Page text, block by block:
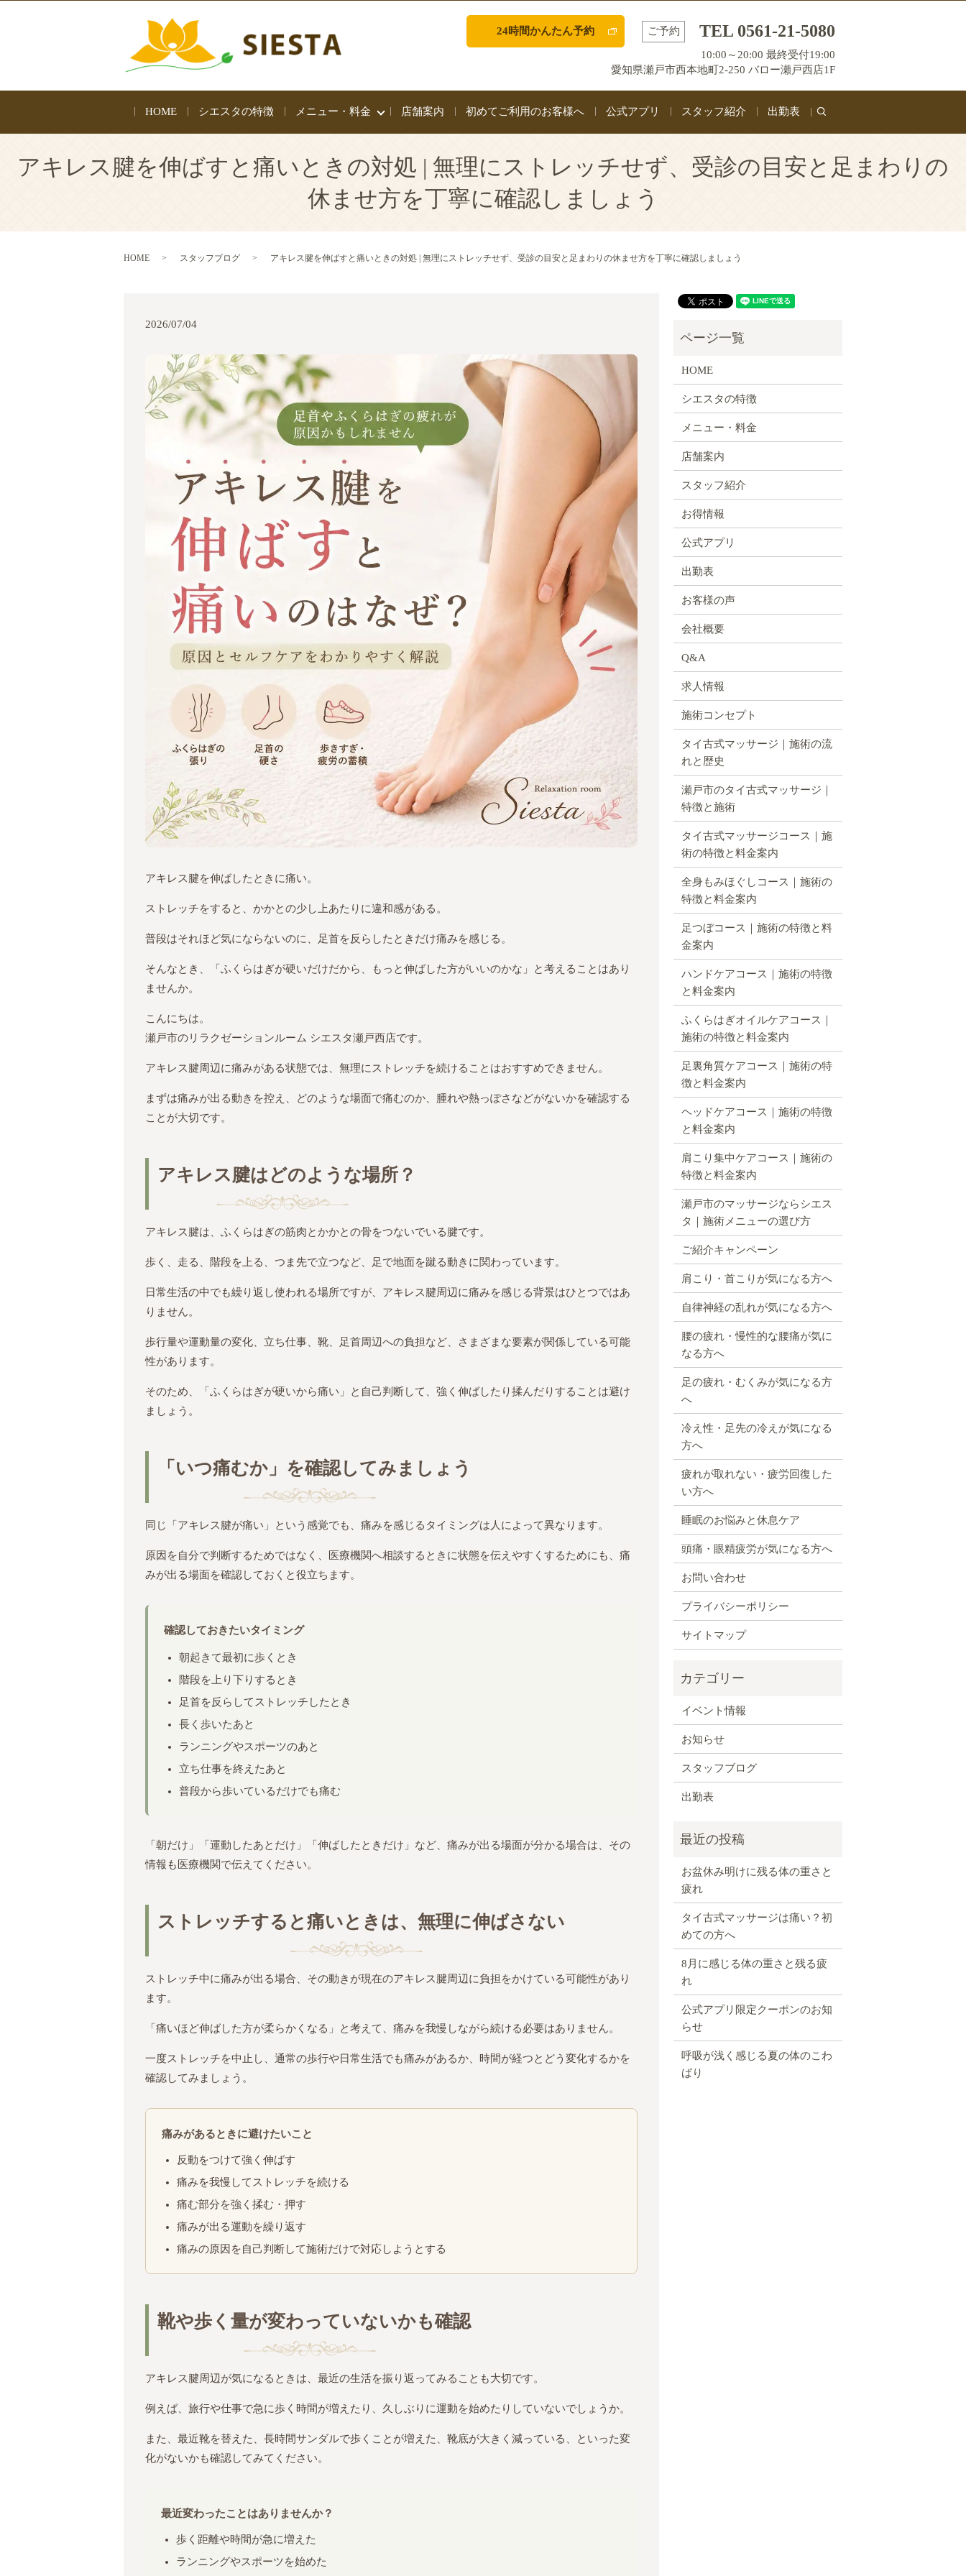
24時間かんたん予約 ご予約 TEL 0561-21-5080
10:00～20:00 最終受付19:00
愛知県瀬戸市西本地町2-250 バロー瀬戸西店1F
HOME シエスタの特徴 メニュー・料金 店舗案内 初めてご利用のお客様へ 公式アプリ スタッフ紹介 出勤表
search
アキレス腱を伸ばすと痛いときの対処 | 無理にストレッチせず、受診の目安と足まわりの
休ませ方を丁寧に確認しましょう
HOME スタッフブログ アキレス腱を伸ばすと痛いときの対処 | 無理にストレッチせず、受診の目安と足まわりの休ませ方を丁寧に確認しましょう
2026/07/04
アキレス腱を伸ばしたときに痛い。
ストレッチをすると、かかとの少し上あたりに違和感がある。
普段はそれほど気にならないのに、足首を反らしたときだけ痛みを感じる。
そんなとき、「ふくらはぎが硬いだけだから、もっと伸ばした方がいいのかな」と考えることはあり
ませんか。
こんにちは。
瀬戸市のリラクゼーションルーム シエスタ瀬戸西店です。
アキレス腱周辺に痛みがある状態では、無理にストレッチを続けることはおすすめできません。
まずは痛みが出る動きを控え、どのような場面で痛むのか、腫れや熱っぽさなどがないかを確認する
ことが大切です。
アキレス腱はどのような場所？
アキレス腱は、ふくらはぎの筋肉とかかとの骨をつないでいる腱です。
歩く、走る、階段を上る、つま先で立つなど、足で地面を蹴る動きに関わっています。
日常生活の中でも繰り返し使われる場所ですが、アキレス腱周辺に痛みを感じる背景はひとつではあ
りません。
歩行量や運動量の変化、立ち仕事、靴、足首周辺への負担など、さまざまな要素が関係している可能
性があります。
そのため、「ふくらはぎが硬いから痛い」と自己判断して、強く伸ばしたり揉んだりすることは避け
ましょう。
「いつ痛むか」を確認してみましょう
同じ「アキレス腱が痛い」という感覚でも、痛みを感じるタイミングは人によって異なります。
原因を自分で判断するためではなく、医療機関へ相談するときに状態を伝えやすくするためにも、痛
みが出る場面を確認しておくと役立ちます。
確認しておきたいタイミング
朝起きて最初に歩くとき
階段を上り下りするとき
足首を反らしてストレッチしたとき
長く歩いたあと
ランニングやスポーツのあと
立ち仕事を終えたあと
普段から歩いているだけでも痛む
「朝だけ」「運動したあとだけ」「伸ばしたときだけ」など、痛みが出る場面が分かる場合は、その
情報も医療機関で伝えてください。
ストレッチすると痛いときは、無理に伸ばさない
ストレッチ中に痛みが出る場合、その動きが現在のアキレス腱周辺に負担をかけている可能性があり
ます。
「痛いほど伸ばした方が柔らかくなる」と考えて、痛みを我慢しながら続ける必要はありません。
一度ストレッチを中止し、通常の歩行や日常生活でも痛みがあるか、時間が経つとどう変化するかを
確認してみましょう。
痛みがあるときに避けたいこと
反動をつけて強く伸ばす
痛みを我慢してストレッチを続ける
痛む部分を強く揉む・押す
痛みが出る運動を繰り返す
痛みの原因を自己判断して施術だけで対応しようとする
靴や歩く量が変わっていないかも確認
アキレス腱周辺が気になるときは、最近の生活を振り返ってみることも大切です。
例えば、旅行や仕事で急に歩く時間が増えたり、久しぶりに運動を始めたりしていないでしょうか。
また、最近靴を替えた、長時間サンダルで歩くことが増えた、靴底が大きく減っている、といった変
化がないかも確認してみてください。
最近変わったことはありませんか？
歩く距離や時間が急に増えた
ランニングやスポーツを始めた
HOME
シエスタの特徴
メニュー・料金
店舗案内
スタッフ紹介
お得情報
公式アプリ
出勤表
お客様の声
会社概要
Q&A
求人情報
施術コンセプト
タイ古式マッサージ｜施術の流
れと歴史
瀬戸市のタイ古式マッサージ｜
特徴と施術
タイ古式マッサージコース｜施
術の特徴と料金案内
全身もみほぐしコース｜施術の
特徴と料金案内
足つぼコース｜施術の特徴と料
金案内
ハンドケアコース｜施術の特徴
と料金案内
ふくらはぎオイルケアコース｜
施術の特徴と料金案内
足裏角質ケアコース｜施術の特
徴と料金案内
ヘッドケアコース｜施術の特徴
と料金案内
肩こり集中ケアコース｜施術の
特徴と料金案内
瀬戸市のマッサージならシエス
タ｜施術メニューの選び方
ご紹介キャンペーン
肩こり・首こりが気になる方へ
自律神経の乱れが気になる方へ
腰の疲れ・慢性的な腰痛が気に
なる方へ
足の疲れ・むくみが気になる方
へ
冷え性・足先の冷えが気になる
方へ
疲れが取れない・疲労回復した
い方へ
睡眠のお悩みと休息ケア
頭痛・眼精疲労が気になる方へ
お問い合わせ
プライバシーポリシー
サイトマップ
イベント情報
お知らせ
スタッフブログ
出勤表
お盆休み明けに残る体の重さと
疲れ
タイ古式マッサージは痛い？初
めての方へ
8月に感じる体の重さと残る疲
れ
公式アプリ限定クーポンのお知
らせ
呼吸が浅く感じる夏の体のこわ
ばり